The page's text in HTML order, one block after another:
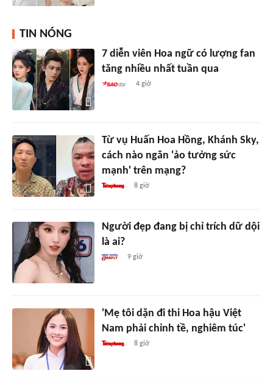
TIN NÓNG
7 diễn viên Hoa ngữ có lượng fan
tăng nhiều nhất tuần qua
4 giờ
Từ vụ Huấn Hoa Hồng, Khánh Sky,
cách nào ngăn 'ảo tưởng sức
mạnh' trên mạng?
8 giờ
Người đẹp đang bị chỉ trích dữ dội
là ai?
9 giờ
'Mẹ tôi dặn đi thi Hoa hậu Việt
Nam phải chỉnh tề, nghiêm túc'
8 giờ